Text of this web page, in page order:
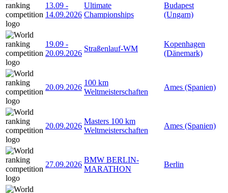
13.09 -
14.09.2026
Ultimate
Championships
Budapest
(Ungarn)
19.09 -
20.09.2026
Straßenlauf-WM
Kopenhagen
(Dänemark)
20.09.2026
100 km
Weltmeisterschaften
Ames (Spanien)
20.09.2026
Masters 100 km
Weltmeisterschaften
Ames (Spanien)
27.09.2026
BMW BERLIN-
MARATHON
Berlin